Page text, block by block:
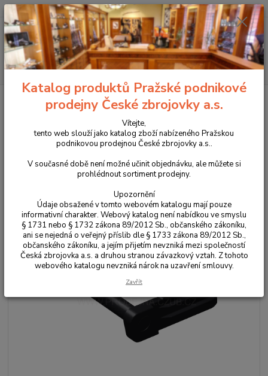
Menu
Hledat
+420 225 375 800
Příslušenství, doplňky a náhradní díly Pro pistole
CZ P-07 / CZ P-09
Záchyt závěru pro CZ P-07 / CZ P-09 díl č.4
Záchyt závěru pro CZ P-07 / CZ P-
09 díl č.4
Katalog produktů Pražské podnikové
prodejny České zbrojovky a.s.
Vítejte,
tento web slouží jako katalog zboží nabízeného Pražskou
podnikovou prodejnou České zbrojovky a.s..
V současné době není možné učinit objednávku, ale můžete si
prohlédnout sortiment prodejny.
Upozornění
Údaje obsažené v tomto webovém katalogu mají pouze
informativní charakter. Webový katalog není nabídkou ve smyslu
§ 1731 nebo § 1732 zákona 89/2012 Sb., občanského zákoníku,
ani se nejedná o veřejný příslib dle § 1733 zákona 89/2012 Sb.,
občanského zákoníku, a jejím přijetím nevzniká mezi společností
Česká zbrojovka a.s. a druhou stranou závazkový vztah. Z tohoto
webového katalogu nevzniká nárok na uzavření smlouvy.
Zavřít